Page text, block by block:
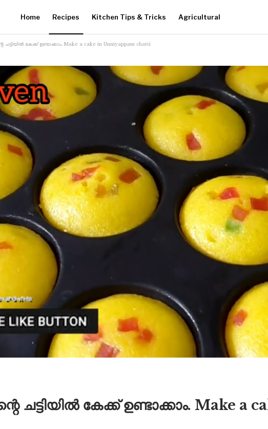
Home Recipes Kitchen Tips & Tricks Agricultural
ചട്ടിയിൽ കേക്ക് ഉണ്ടാക്കാം. Make a cake in Unniyappam chatti
ചട്ടിയിൽ കേക്ക് ഉണ്ടാക്കാം. Make